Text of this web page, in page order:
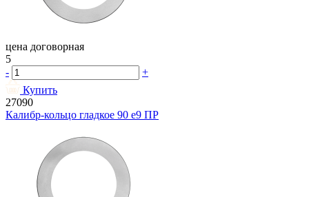
цена договорная
5
-
+
Купить
27090
Калибр-кольцо гладкое 90 e9 ПР